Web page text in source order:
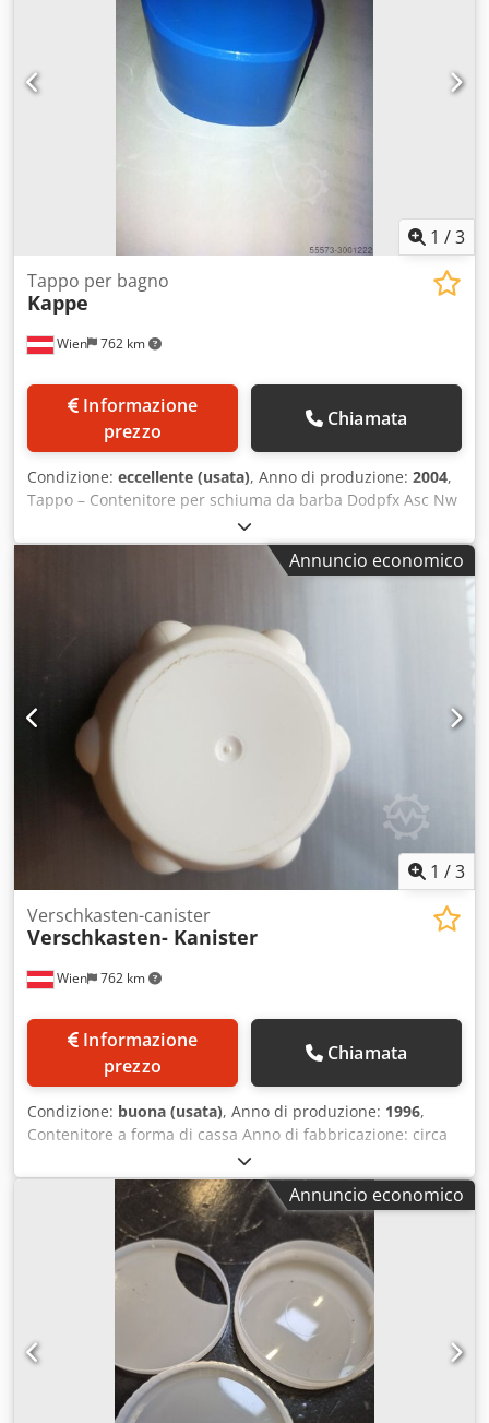
1 /3
Wien 762 km
Tappo per bagno
Kappe
prezzo
Chiamata
Condizione: eccellente (usata), Anno di produzione: 2004,
Tappo – Contenitore per schiuma da barba Dodpfx Asc Nw
Rhem Hsck Confezione da 10 pezzi Anno di fabbricazione:
2004 In ottime condizioni
Annuncio economico
1 /3
Wien 762 km
Verschkasten-canister
Verschkasten- Kanister
prezzo
Chiamata
Condizione: buona (usata), Anno di produzione: 1996,
Contenitore a forma di cassa Anno di fabbricazione: circa
1996 Dcedpfx Ajdqb Ahom Hok A uno scomparto
Annuncio economico